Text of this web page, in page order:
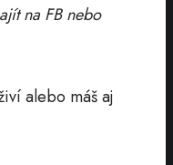
na FB nebo
alebo máš aj